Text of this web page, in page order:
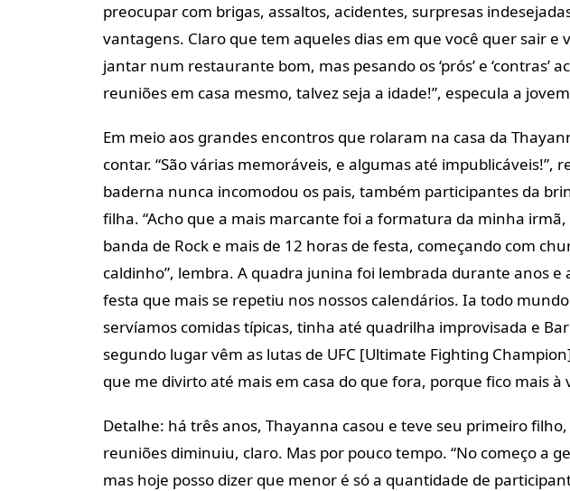
preocupar com brigas, assaltos, acidentes, surpresas
vantagens. Claro que tem aqueles dias em que você quer sair e
jantar num restaurante bom, mas pesando os ‘prós’ e ‘contras’
reuniões em casa mesmo, talvez seja a idade!”, especula a
Em meio aos grandes encontros que rolaram na casa da
contar. “São várias memoráveis, e algumas até impublicáveis!”,
baderna nunca incomodou os pais, também participantes da
filha. “Acho que a mais marcante foi a formatura da minha
banda de Rock e mais de 12 horas de festa, começando com
caldinho”, lembra. A quadra junina foi lembrada durante anos e
festa que mais se repetiu nos nossos calendários. Ia todo
servíamos comidas típicas, tinha até quadrilha improvisada e
segundo lugar vêm as lutas de UFC [Ultimate Fighting
que me divirto até mais em casa do que fora, porque fico mais à
Detalhe: há três anos, Thayanna casou e teve seu primeiro
reuniões diminuiu, claro. Mas por pouco tempo. “No começo a
mas hoje posso dizer que menor é só a quantidade de